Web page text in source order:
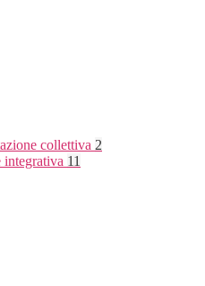
collettiva 2
integrativa 11